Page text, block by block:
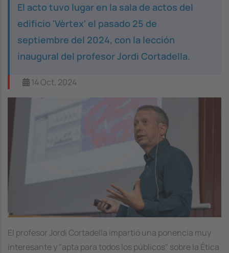
El acto tuvo lugar en la sala de actos del
edificio 'Vèrtex' el pasado 25 de
septiembre del 2024, con la lección
inaugural del profesor Jordi Cortadella.
14 Oct, 2024
El profesor Jordi Cortadella impartió una ponencia muy
interesante y "apta para todos los públicos" sobre la Ética